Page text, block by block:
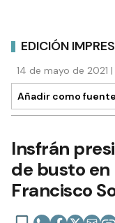
EDICIÓN
14 de mayo de
Añadir como
Insfrán
de busto
Francisco